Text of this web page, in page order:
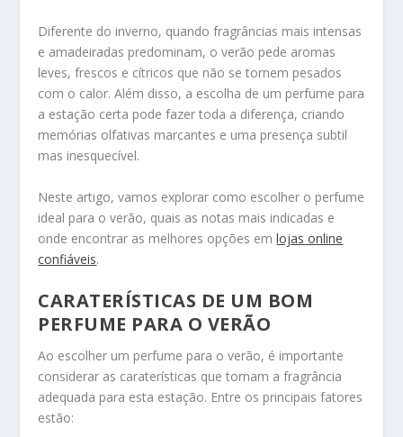
Diferente do inverno, quando fragrâncias mais intensas
e amadeiradas predominam, o verão pede aromas
leves, frescos e cítricos que não se tornem pesados
com o calor. Além disso, a escolha de um perfume para
a estação certa pode fazer toda a diferença, criando
memórias olfativas marcantes e uma presença subtil
mas inesquecível.
Neste artigo, vamos explorar como escolher o perfume
ideal para o verão, quais as notas mais indicadas e
onde encontrar as melhores opções emlojas online
confiáveis.
CARATERÍSTICAS DE UM BOM
PERFUME PARA O VERÃO
Ao escolher um perfume para o verão, é importante
considerar as caraterísticas que tornam a fragrância
adequada para esta estação. Entre os principais fatores
estão: